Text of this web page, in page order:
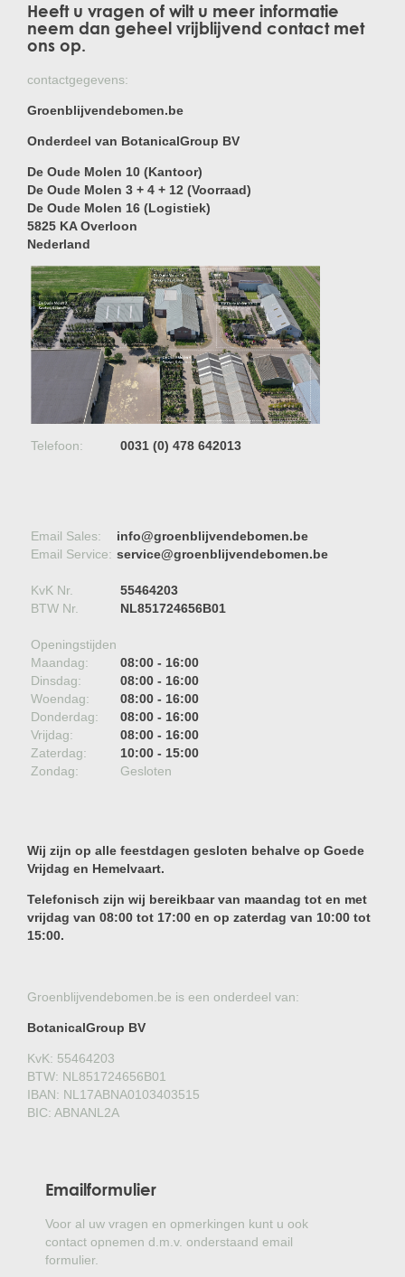
Heeft u vragen of wilt u meer informatie
neem dan geheel vrijblijvend contact met
ons op.
contactgegevens:
Groenblijvendebomen.be
Onderdeel van BotanicalGroup BV
De Oude Molen 10 (Kantoor)
De Oude Molen 3 + 4 + 12 (Voorraad)
De Oude Molen 16 (Logistiek)
5825 KA Overloon
Nederland
Telefoon: 0031 (0) 478 642013
Email Sales:
info@groenblijvendebomen.be
Email Service: service@groenblijvendebomen.be
KvK Nr.
55464203
BTW Nr.
NL851724656B01
Openingstijden
Maandag:
08:00 - 16:00
Dinsdag:
08:00 - 16:00
Woendag:
08:00 - 16:00
Donderdag:
08:00 - 16:00
Vrijdag:
08:00 - 16:00
Zaterdag:
10:00 - 15:00
Zondag:
Gesloten
Wij zijn op alle feestdagen gesloten behalve op Goede
Vrijdag en Hemelvaart.
Telefonisch zijn wij bereikbaar van maandag tot en met
vrijdag van 08:00 tot 17:00 en op zaterdag van 10:00 tot
15:00.
Groenblijvendebomen.be is een onderdeel van:
BotanicalGroup BV
KvK: 55464203
BTW: NL851724656B01
IBAN: NL17ABNA0103403515
BIC: ABNANL2A
Emailformulier
Voor al uw vragen en opmerkingen kunt u ook
contact opnemen d.m.v. onderstaand email
formulier.